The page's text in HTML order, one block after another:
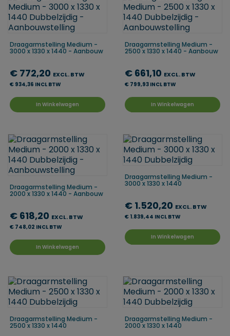
Draagarmstelling Medium -
3000 x 1330 x 1440 - Aanbouw
€ 772,20 EXCL. BTW
€ 934,36 INCL BTW
In Winkelwagen
Draagarmstelling Medium -
2500 x 1330 x 1440 - Aanbouw
€ 661,10 EXCL. BTW
€ 799,93 INCL BTW
In Winkelwagen
Draagarmstelling Medium -
2000 x 1330 x 1440 - Aanbouw
€ 618,20 EXCL. BTW
€ 748,02 INCL BTW
In Winkelwagen
Draagarmstelling Medium -
3000 x 1330 x 1440
€ 1.520,20 EXCL. BTW
€ 1.839,44 INCL BTW
In Winkelwagen
Draagarmstelling Medium -
2500 x 1330 x 1440
Draagarmstelling Medium -
2000 x 1330 x 1440